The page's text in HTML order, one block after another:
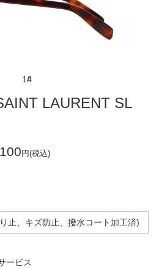
14
LAURENT SL
円(税込)
止、キズ防止、撥水コート加工済)
ービス